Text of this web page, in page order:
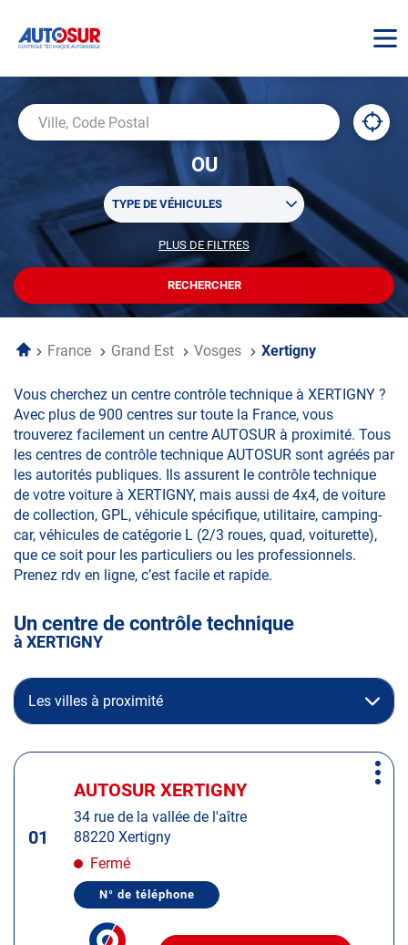
Code
Postal
À
,
OU
Sélectionner
un
plusieurs
recherche
TYPE DE VÉHICULES
PLUS DE FILTRES
POUR
PERSONNALISER
VOTRE
RECHERCHE
RECHERCHER
UN
CENTRE
AUTOSUR
AccueilFrance Grand Est Vosges Xertigny
Vous cherchez un centre contrôle technique à XERTIGNY ?
Avec plus de 900 centres sur toute la France, vous
trouverez facilement un centre AUTOSUR à proximité. Tous
les centres de contrôle technique AUTOSUR sont agréés par
les autorités publiques. Ils assurent le contrôle technique
de votre voiture à XERTIGNY, mais aussi de 4x4, de voiture
de collection, GPL, véhicule spécifique, utilitaire, camping-
car, véhicules de catégorie L (2/3 roues, quad, voiturette),
que ce soit pour les particuliers ou les professionnels.
Prenez rdv en ligne, c’est facile et rapide.
Un centre de contrôle technique
à XERTIGNY
Les villes à proximité
Appuyer
ENTRÉE
01
Centre
:
AUTOSUR XERTIGNY
34 rue de la vallée de l'aître
88220 Xertigny
Fermé
N° de téléphone
AFFICHER
Plus